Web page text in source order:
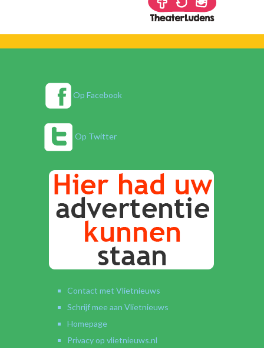
Op Facebook
Op Twitter
Contact met Vlietnieuws
Schrijf mee aan Vlietnieuws
Homepage
Privacy op vlietnieuws.nl